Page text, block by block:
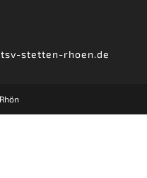
stetten-rhoen.de